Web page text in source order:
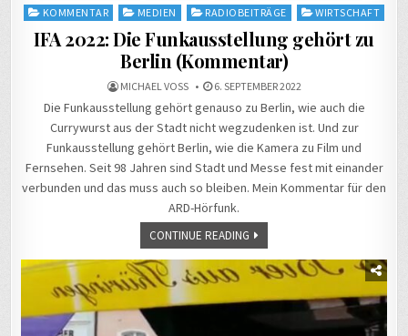
KOMMENTAR
MEDIEN RADIOBEITRÄGE WIRTSCHAFT
IFA 2022: Die Funkausstellung gehört zu
Berlin (Kommentar)
MICHAEL VOSS 6. SEPTEMBER 2022
Die Funkausstellung gehört genauso zu Berlin, wie auch die
Currywurst aus der Stadt nicht wegzudenken ist. Und zur
Funkausstellung gehört Berlin, wie die Kamera zu Film und
Fernsehen. Seit 98 Jahren sind Stadt und Messe fest mit einander
verbunden und das muss auch so bleiben. Mein Kommentar für den
ARD-Hörfunk.
CONTINUE READING